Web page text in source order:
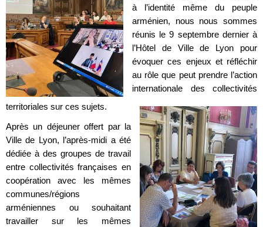
à l’identité même du peuple
arménien, nous nous sommes
réunis le 9 septembre dernier à
l’Hôtel de Ville de Lyon pour
évoquer ces enjeux et réfléchir
au rôle que peut prendre l’action
internationale des collectivités
territoriales sur ces sujets.
Après un déjeuner offert par la
Ville de Lyon, l’après-midi a été
dédiée à des groupes de travail
entre collectivités françaises en
coopération avec les mêmes
communes/régions
arméniennes ou souhaitant
travailler sur les mêmes